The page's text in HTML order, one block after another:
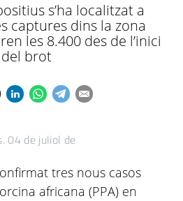
s’ha localitzat a
captures dins la zona
les 8.400 des de l’inici
del brot
04 de juliol de
tres nous casos
africana (PPA) en